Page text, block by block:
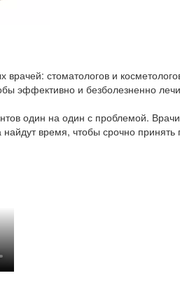
стоматологов и
эффективно и безболезненно
один на один с проблемой.
время, чтобы срочно